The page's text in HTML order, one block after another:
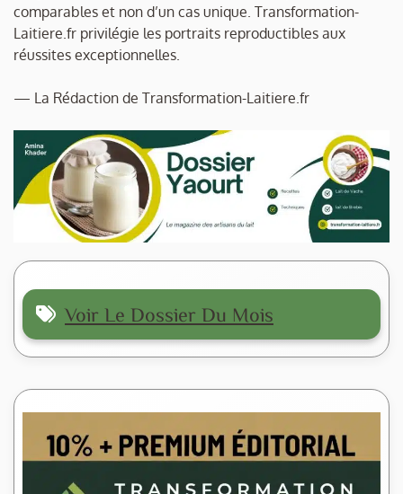
comparables et non d’un cas unique. Transformation-
Laitiere.fr privilégie les portraits reproductibles aux
réussites exceptionnelles.
— La Rédaction de Transformation-Laitiere.fr
Voir Le Dossier Du Mois